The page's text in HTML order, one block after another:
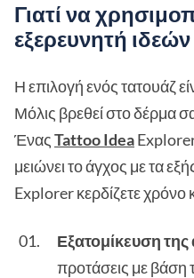
Γιατί να
εξερευνητή
Η επιλογή ενός τατουάζ
Μόλις βρεθεί στο δέρμα
ΈναςTattoo IdeaExplorer
μειώνει το άγχος με τα
Explorer κερδίζετε χρόνο
Εξατομίκευση
προτάσεις με βάση